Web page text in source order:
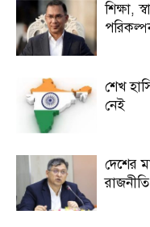
শিক্ষা,
শেখ
নেই
দেশের